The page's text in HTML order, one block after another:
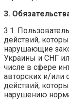
3.
3.1.
действий,
нарушающие
Украины и СНГ
числе в сфере
авторских и/
действий,
нарушению